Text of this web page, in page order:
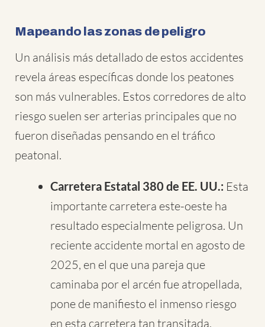
Mapeando las zonas de peligro
Un análisis más detallado de estos accidentes
revela áreas específicas donde los peatones
son más vulnerables. Estos corredores de alto
riesgo suelen ser arterias principales que no
fueron diseñadas pensando en el tráfico
peatonal.
Carretera Estatal 380 de EE. UU.: Esta
importante carretera este-oeste ha
resultado especialmente peligrosa. Un
reciente accidente mortal en agosto de
2025, en el que una pareja que
caminaba por el arcén fue atropellada,
pone de manifiesto el inmenso riesgo
en esta carretera tan transitada.